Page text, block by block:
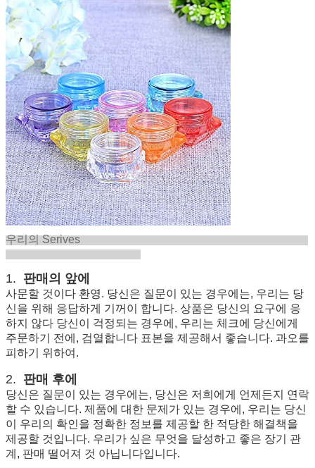
우리의 Serives
1. 판매의 앞에
사문할 것이다 환영. 당신은 질문이 있는 경우에는, 우리는 당
신을 위해 응답하게 기꺼이 합니다. 상품은 당신의 요구에 응
하지 않다 당신이 걱정되는 경우에, 우리는 체크에 당신에게
주문하기 전에, 검열합니다 표본을 제공해서 좋습니다. 과오를
피하기 위하여.
2. 판매 후에
당신은 질문이 있는 경우에는, 당신은 저희에게 언제든지 연락
할 수 있습니다. 제품에 대한 문제가 있는 경우에, 우리는 당신
이 우리의 확인을 정확한 정보를 제공할 한 적당한 해결책을
제공할 것입니다. 우리가 싶은 무엇을 달성하고 좋은 장기 관
계, 판매 떨어져 것 아닙니다입니다.